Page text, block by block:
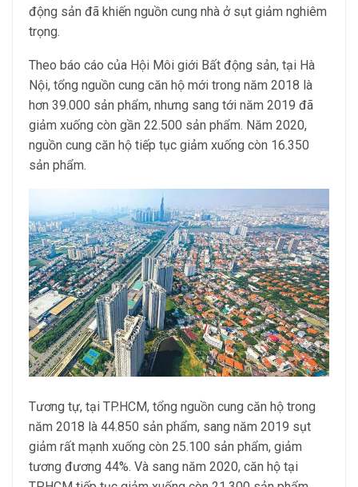
động sản đã khiến nguồn cung nhà ở sụt giảm nghiêm
trọng.
Theo báo cáo của Hội Môi giới Bất động sản, tại Hà
Nội, tổng nguồn cung căn hộ mới trong năm 2018 là
hơn 39.000 sản phẩm, nhưng sang tới năm 2019 đã
giảm xuống còn gần 22.500 sản phẩm. Năm 2020,
nguồn cung căn hộ tiếp tục giảm xuống còn 16.350
sản phẩm.
Tương tự, tại TP.HCM, tổng nguồn cung căn hộ trong
năm 2018 là 44.850 sản phẩm, sang năm 2019 sụt
giảm rất mạnh xuống còn 25.100 sản phẩm, giảm
tương đương 44%. Và sang năm 2020, căn hộ tại